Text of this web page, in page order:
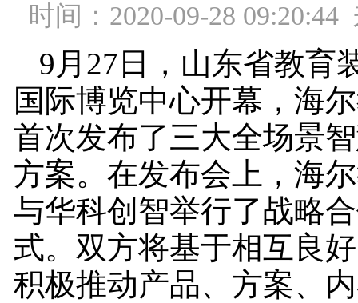
时间：2020-09-28
9月27日，山东省教育
国际博览中心开幕，海
首次发布了三大全场景
方案。在发布会上，海
与华科创智举行了战略
式。双方将基于相互良
积极推动产品、方案、